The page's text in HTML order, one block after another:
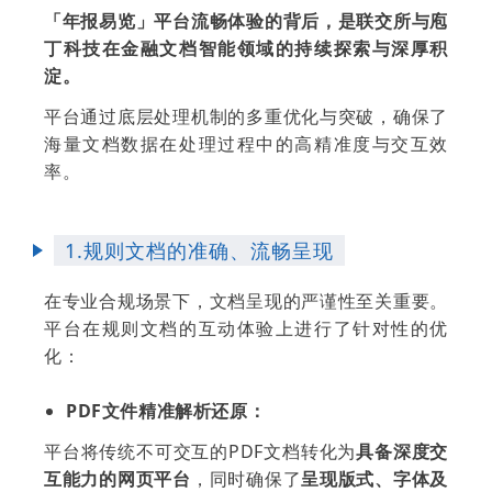
「年报易览」平台流畅体验的背后，是联交所与庖
丁科技在金融文档智能领域的持续探索与深厚积
淀。
平台通过底层处理机制的多重优化与突破，确保了
海量文档数据在处理过程中的高精准度与交互效
率。
1.规则文档的准确、流畅呈现
在专业合规场景下，文档呈现的严谨性至关重要。
平台在规则文档的互动体验上进行了针对性的优
化：
PDF文件精准解析还原：
平台将传统不可交互的PDF文档转化为具备深度交
互能力的网页平台 ，同时确保了呈现版式、字体及